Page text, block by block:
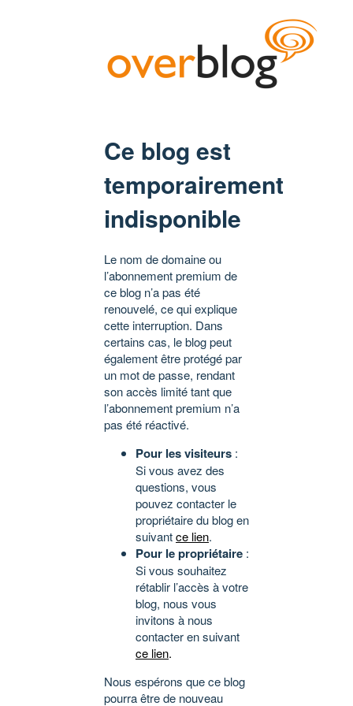
Ce blog est
temporairement
indisponible
Le nom de domaine ou
l’abonnement premium de
ce blog n’a pas été
renouvelé, ce qui explique
cette interruption. Dans
certains cas, le blog peut
également être protégé par
un mot de passe, rendant
son accès limité tant que
l’abonnement premium n’a
pas été réactivé.
Pour les visiteurs :
Si vous avez des
questions, vous
pouvez contacter le
propriétaire du blog en
suivantce lien.
Pour le propriétaire :
Si vous souhaitez
rétablir l’accès à votre
blog, nous vous
invitons à nous
contacter en suivant
ce lien.
Nous espérons que ce blog
pourra être de nouveau